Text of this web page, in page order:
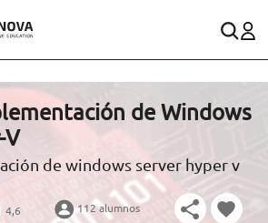
en España)
de Windows
V
de windows server hyper v
4,6 112 alumnos